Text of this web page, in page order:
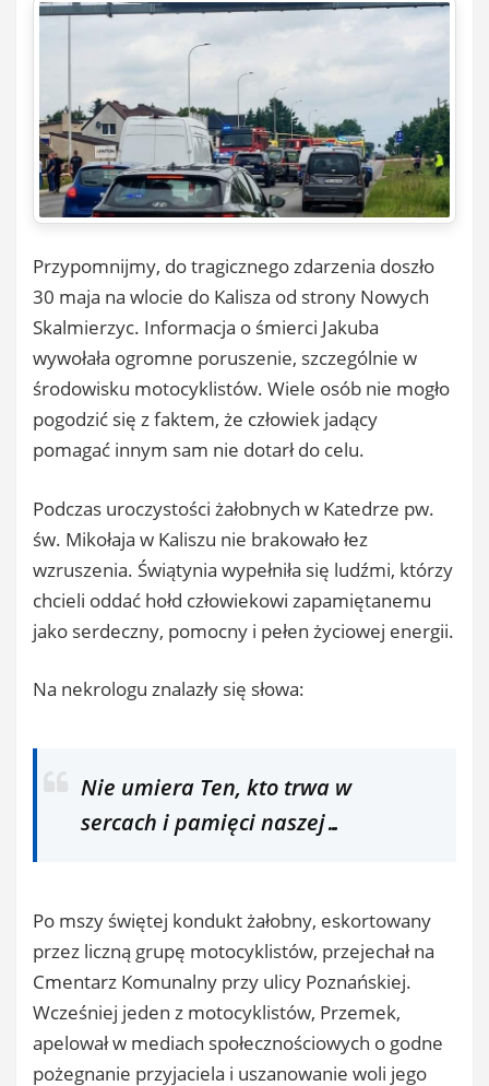
Przypomnijmy, do tragicznego zdarzenia doszło
30 maja na wlocie do Kalisza od strony Nowych
Skalmierzyc. Informacja o śmierci Jakuba
wywołała ogromne poruszenie, szczególnie w
środowisku motocyklistów. Wiele osób nie mogło
pogodzić się z faktem, że człowiek jadący
pomagać innym sam nie dotarł do celu.
Podczas uroczystości żałobnych w Katedrze pw.
św. Mikołaja w Kaliszu nie brakowało łez
wzruszenia. Świątynia wypełniła się ludźmi, którzy
chcieli oddać hołd człowiekowi zapamiętanemu
jako serdeczny, pomocny i pełen życiowej energii.
Na nekrologu znalazły się słowa:
Nie umiera Ten, kto trwa w
sercach i pamięci naszej…
Po mszy świętej kondukt żałobny, eskortowany
przez liczną grupę motocyklistów, przejechał na
Cmentarz Komunalny przy ulicy Poznańskiej.
Wcześniej jeden z motocyklistów, Przemek,
apelował w mediach społecznościowych o godne
pożegnanie przyjaciela i uszanowanie woli jego